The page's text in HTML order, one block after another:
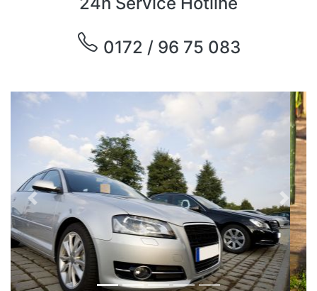
0172 / 96 75 083
Previous Next